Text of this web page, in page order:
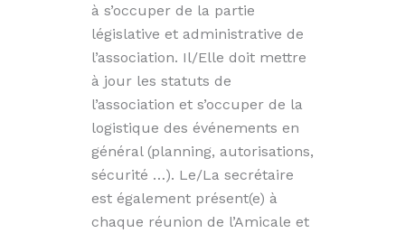
à s’occuper de la partie
législative et administrative de
l’association. Il/Elle doit mettre
à jour les statuts de
l’association et s’occuper de la
logistique des événements en
général (planning, autorisations,
sécurité …). Le/La secrétaire
est également présent(e) à
chaque réunion de l’Amicale et